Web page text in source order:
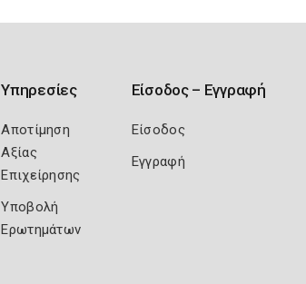
Υπηρεσίες
Αποτίμηση
Αξίας
Επιχείρησης
Υποβολή
Ερωτημάτων
Είσοδος – Εγγραφή
Είσοδος
Εγγραφή